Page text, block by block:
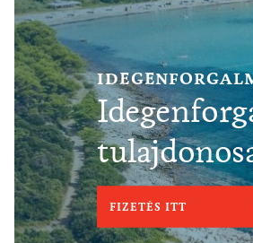
FIZETÉS ITT